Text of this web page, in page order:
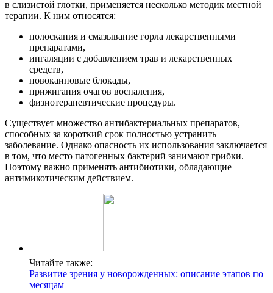
в слизистой глотки, применяется несколько методик местной
терапии. К ним относятся:
полоскания и смазывание горла лекарственными
препаратами,
ингаляции с добавлением трав и лекарственных
средств,
новокаиновые блокады,
прижигания очагов воспаления,
физиотерапевтические процедуры.
Существует множество антибактериальных препаратов,
способных за короткий срок полностью устранить
заболевание. Однако опасность их использования заключается
в том, что место патогенных бактерий занимают грибки.
Поэтому важно применять антибиотики, обладающие
антимикотическим действием.
Читайте также:
Развитие зрения у новорожденных: описание этапов по
месяцам